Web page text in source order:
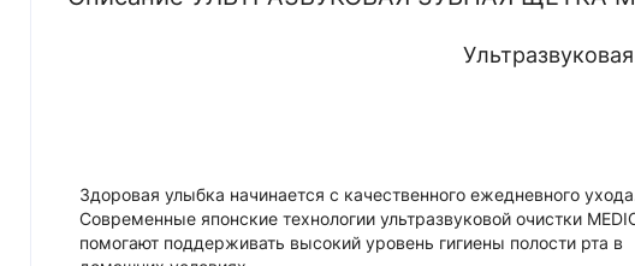
Здоровая улыбка начинается с качественного ежедневного
Современные японские технологии ультразвуковой очистки
помогают поддерживать высокий уровень гигиены полости рта в